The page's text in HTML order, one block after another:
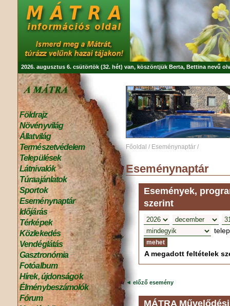
2026. augusztus 6. csütörtök (32. hét) van, köszöntjük Berta, Bettina nevű
Földrajz
Növényvilág
Állatvilág
Természetvédelem
Települések
Látnivalók
Túraajánlatok
Sportok
Eseménynaptár
Időjárás
Térképek
Közlekedés
Vendéglátás
Gasztronómia
Fotóalbum
Hírek, újdonságok
Élménybeszámolók
Fórum
Főoldal / Eseménynaptár /
Eseménynaptár
Események,
szerint
A megadott feltételek
◄ előző esemény
MÁTRA